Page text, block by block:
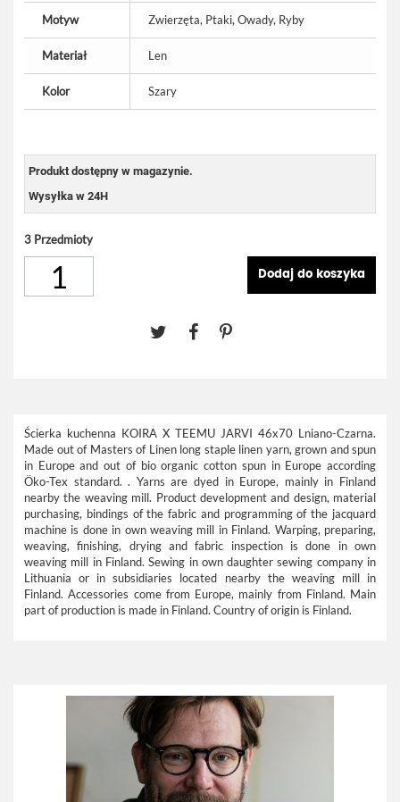
Motyw Zwierzęta, Ptaki, Owady, Ryby
Materiał Len
Kolor Szary
Produkt dostępny w magazynie.
Wysyłka w 24H
3 Przedmioty
Dodaj do koszyka
Ścierka kuchenna KOIRA X TEEMU JARVI 46x70 Lniano-Czarna.
Made out of Masters of Linen long staple linen yarn, grown and spun
in Europe and out of bio organic cotton spun in Europe according
Öko-Tex standard. . Yarns are dyed in Europe, mainly in Finland
nearby the weaving mill. Product development and design, material
purchasing, bindings of the fabric and programming of the jacquard
machine is done in own weaving mill in Finland. Warping, preparing,
weaving, finishing, drying and fabric inspection is done in own
weaving mill in Finland. Sewing in own daughter sewing company in
Lithuania or in subsidiaries located nearby the weaving mill in
Finland. Accessories come from Europe, mainly from Finland. Main
part of production is made in Finland. Country of origin is Finland.